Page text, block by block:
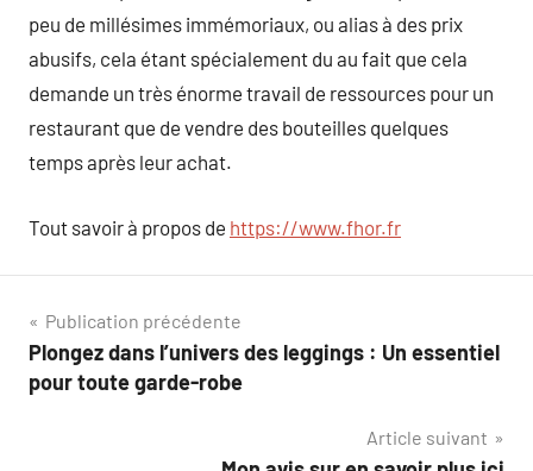
peu de millésimes immémoriaux, ou alias à des prix
abusifs, cela étant spécialement du au fait que cela
demande un très énorme travail de ressources pour un
restaurant que de vendre des bouteilles quelques
temps après leur achat.
Tout savoir à propos de https://www.fhor.fr
Navigation
de
Publication précédente
Plongez dans l’univers des leggings : Un essentiel
pour toute garde-robe
Article suivant